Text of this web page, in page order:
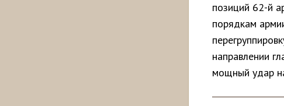
позиций 62-й
порядкам
направлении
мощный удар